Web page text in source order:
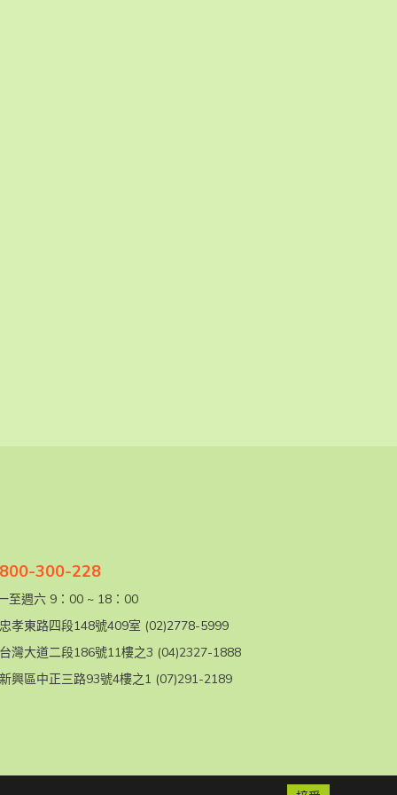
300-228
至週六 9：00 ~ 18：00
孝東路四段148號409室 (02)2778-5999
灣大道二段186號11樓之3 (04)2327-1888
興區中正三路93號4樓之1 (07)291-2189